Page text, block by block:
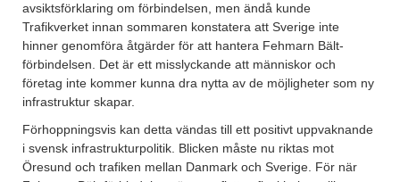
avsiktsförklaring om förbindelsen, men ändå kunde
Trafikverket innan sommaren konstatera att Sverige inte
hinner genomföra åtgärder för att hantera Fehmarn Bält-
förbindelsen. Det är ett misslyckande att människor och
företag inte kommer kunna dra nytta av de möjligheter som ny
infrastruktur skapar.
Förhoppningsvis kan detta vändas till ett positivt uppvaknande
i svensk infrastrukturpolitik. Blicken måste nu riktas mot
Öresund och trafiken mellan Danmark och Sverige. För när